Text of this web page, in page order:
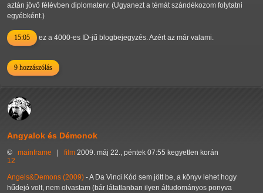
aztán jövő félévben diplomaterv. (Ugyanezt a témát szándékozom folytatni
egyébként.)
15:05 ez a 4000-es ID-jű blogbejegyzés. Azért az már valami.
9 hozzászólás
Angyalok és Démonok
© mainframe film 2009. máj 22., péntek 07:55 kegyetlen korán
12
Angels&Demons (2009) - A Da Vinci Kód sem jött be, a könyv lehet hogy
hűdejó volt, nem olvastam (bár látatlanban ilyen áltudományos ponyva